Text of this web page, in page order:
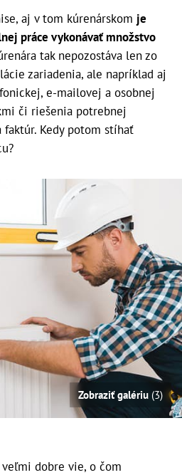
aj v tom kúrenárskom je
práce vykonávať množstvo
tak nepozostáva len zo
zariadenia, ale napríklad aj
e-mailovej a osobnej
či riešenia potrebnej
faktúr. Kedy potom stíhať
Zobraziť galériu (3)
dobre vie, o čom